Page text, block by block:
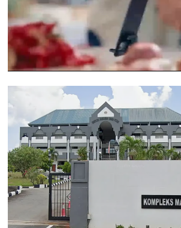
seconds
1
0